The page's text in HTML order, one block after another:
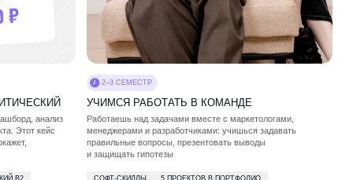
Шахматный клуб, киноклуб, робототехника, дизайн и другие
КРУЖКИ И КЛУБЫ ПО ИНТЕРЕСАМ
Собираемся вместе для поездок в столицу и другие города,
проводим экскурсии. Выбираемся в лес с палатками,
устраиваем соревнования в верёвочных городках
и организуем визиты в ИТ‑компании
ПУТЕШЕСТВУЕМ ПО ГОРОДАМ И НА ПРИРОДУ